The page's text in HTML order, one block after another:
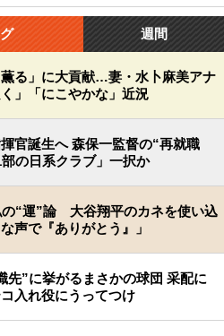
週間
る」に大貢献…妻・水卜麻美アナ
」「にこやかな」近況
官誕生へ 森保一監督の“再就職
の日系クラブ」一択か
の“運”論 大谷翔平のカネを使い込
声で『ありがとう』」
先”に挙がるまさかの球団 采配に
入れ役にうってつけ